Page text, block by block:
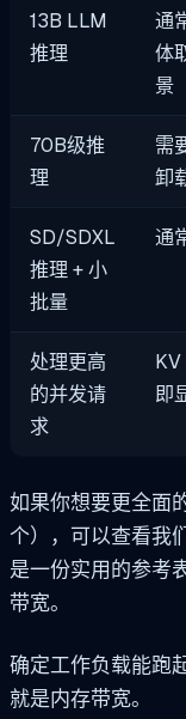
13B LLM
推理
通
体
景
70B级推
理
需
卸
SD/SDXL
推理 + 小
批量
通
处理更高
的并发请
求
KV
即
如果你想要更全面
个），可以查看我
是一份实用的参考
带宽。
确定工作负载能跑
就是内存带宽。